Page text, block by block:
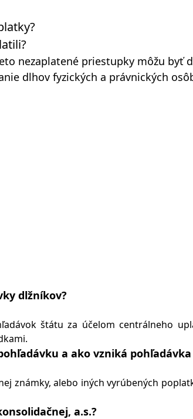
nezaplatené priestupky môžu byť
dlhov fyzických a právnických
dlžníkov?
štátu za účelom centrálneho
a ako vzniká
známky, alebo iných vyrúbených
a.s.?